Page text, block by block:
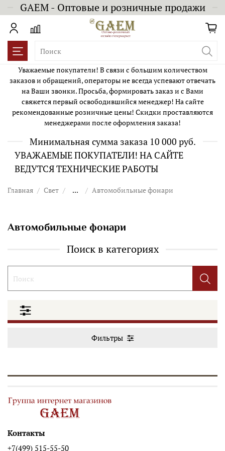
GAEM - Оптовые и розничные продажи
Уважаемые покупатели! В связи с большим количеством
заказов и обращений, операторы не всегда успевают отвечать
на Ваши звонки. Просьба, формировать заказ и с Вами
свяжется первый освободившийся менеджер! На сайте
рекомендованные розничные цены! Скидки проставляются
менеджерами после оформления заказа!
Минимальная сумма заказа 10 000 руб.
УВАЖАЕМЫЕ ПОКУПАТЕЛИ! НА САЙТЕ
ВЕДУТСЯ ТЕХНИЧЕСКИЕ РАБОТЫ
Главная Свет ... Автомобильные фонари
Автомобильные фонари
Поиск в категориях
Фильтры
Контакты
+7(499) 515-55-50